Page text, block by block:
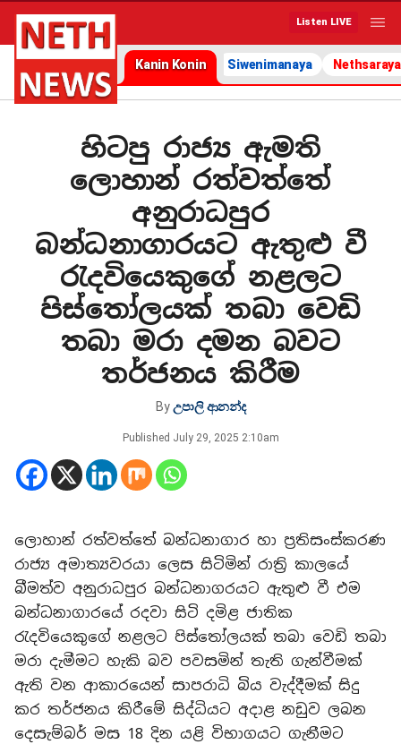
Listen LIVE
Kanin Konin Siwenimanaya Nethsaraya
හිටපු රාජ්‍ය ඇමති
ලොහාන් රත්වත්තේ
අනුරාධපුර
බන්ධනාගාරයට ඇතුළු වී
රැදවියෙකුගේ නළලට
පිස්තෝලයක් තබා වෙඩි
තබා මරා දමන බවට
තර්ජනය කිරීම
Byඋපාලි ආනන්ද
Published July 29, 2025 2:10am
ලොහාන් රත්වත්තේ බන්ධනාගාර හා ප්‍රතිසංස්කරණ
රාජ්‍ය අමාත්‍යවරයා ලෙස සිටිමින් රාත්‍රි කාලයේ
බීමත්ව අනුරාධපුර බන්ධනාගරයට ඇතුළු වී එම
බන්ධනාගාරයේ රදවා සිටි දමිළ ජාතික
රැදවියෙකුගේ නළලට පිස්තෝලයක් තබා වෙඩි තබා
මරා දැමීමට හැකි බව පවසමින් තැති ගැන්වීමක්
ඇති වන ආකාරයෙන් සාපරාධි බිය වැද්දීමක් සිදු
කර තර්ජනය කිරීමේ සිද්ධියට අදාළ නඩුව ලබන
දෙසැම්බර් මස 18 දින යළි විභාගයට ගැනීමට